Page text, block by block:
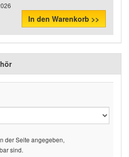
In den Warenkorb >>
der Seite angegeben,
sind.